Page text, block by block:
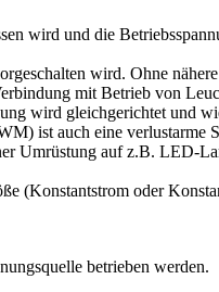
wird und die
wird. Ohne
mit Betrieb von
wird gleichgerichtet und
ist auch eine verlustarme
Umrüstung auf z.B. LED-
(Konstantstrom oder
betrieben werden.